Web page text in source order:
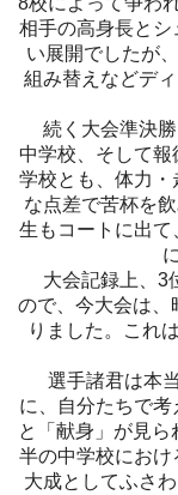
相手の高身長とシ
い展開でしたが
組み替えなどデ
続く大会準決勝
中学校、そして
学校とも、体力・
な点差で苦杯を
生もコートに出
大会記録上、3
ので、今大会は、
りました。これ
選手諸君は本
に、自分たちで考
と「献身」が見
半の中学校にお
大成としてふさ